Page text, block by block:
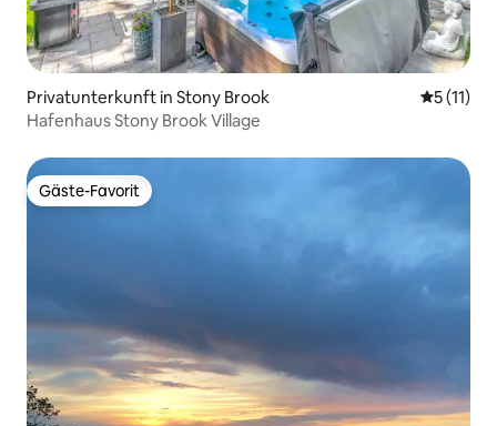
Privatunterkunft in Stony Brook
5 (11)
Hafenhaus Stony Brook Village
Gäste-Favorit
Gäste-Favorit